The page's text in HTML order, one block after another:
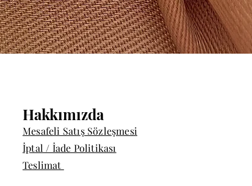
Hakkımızda
Mesafeli Satış Sözleşmesi
İptal / İade Politikası
Teslimat